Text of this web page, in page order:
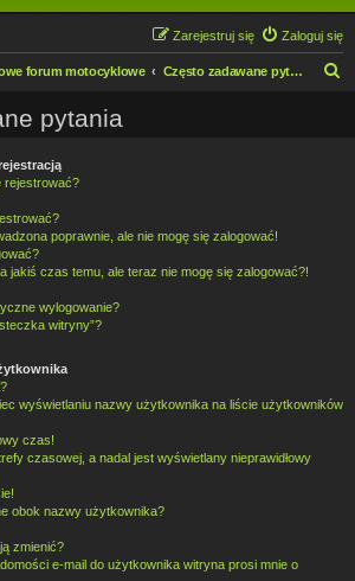
Zaloguj się
Zarejestruj się
forum motocyklowe Często zadawane pytania
pytania
rejestrować?
poprawnie, ale nie mogę się zalogować!
jakiś czas temu, ale teraz nie mogę się zalogować?!
wylogowanie?
witryny”?
wyświetlaniu nazwy użytkownika na liście użytkowników
czas!
czasowej, a nadal jest wyświetlany nieprawidłowy
obok nazwy użytkownika?
zmienić?
e-mail do użytkownika witryna prosi mnie o